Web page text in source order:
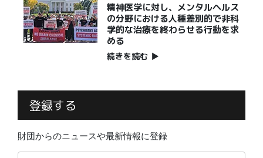
精神医学に対し、メンタルヘルス
の分野における人種差別的で非科
学的な治療を終わらせる行動を求
める
続きを読む ▶
登録する
財団からのニュースや最新情報に登録